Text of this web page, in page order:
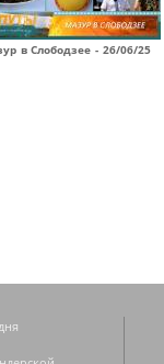
в Слободзее - 26/06/25